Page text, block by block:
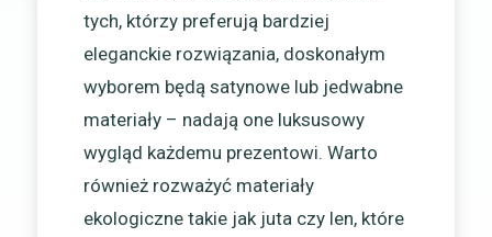
tych, którzy preferują bardziej
eleganckie rozwiązania, doskonałym
wyborem będą satynowe lub jedwabne
materiały – nadają one luksusowy
wygląd każdemu prezentowi. Warto
również rozważyć materiały
ekologiczne takie jak juta czy len, które